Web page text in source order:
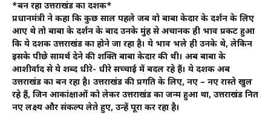
*बन रहा उत्तराखंड का दशक*
प्रधानमंत्री ने कहा कि कुछ साल पहले जब वो बाबा केदार के दर्शन के लिए
आए थे तो बाबा के दर्शन के बाद उनके मुंह से अचानक ही भाव प्रकट हुआ
कि ये दशक उत्तराखंड का होने जा रहा है। ये भाव भले ही उनके थे, लेकिन
इसके पीछे सामर्थ देने की शक्ति बाबा केदार की थी। अब बाबा के
आशीर्वाद से ये शब्द धीरे- धीरे सच्चाई में बदल रहे हैं। ये दशक अब
उत्तराखंड का बन रहा है। उत्तराखंड की प्रगति के लिए, नए – नए रास्ते खुल
रहे हैं, जिन आकांक्षाओं को लेकर उत्तराखंड का जन्म हुआ था, उत्तराखंड नित
नए लक्ष्य और संकल्प लेते हुए, उन्हें पूरा कर रहा है।